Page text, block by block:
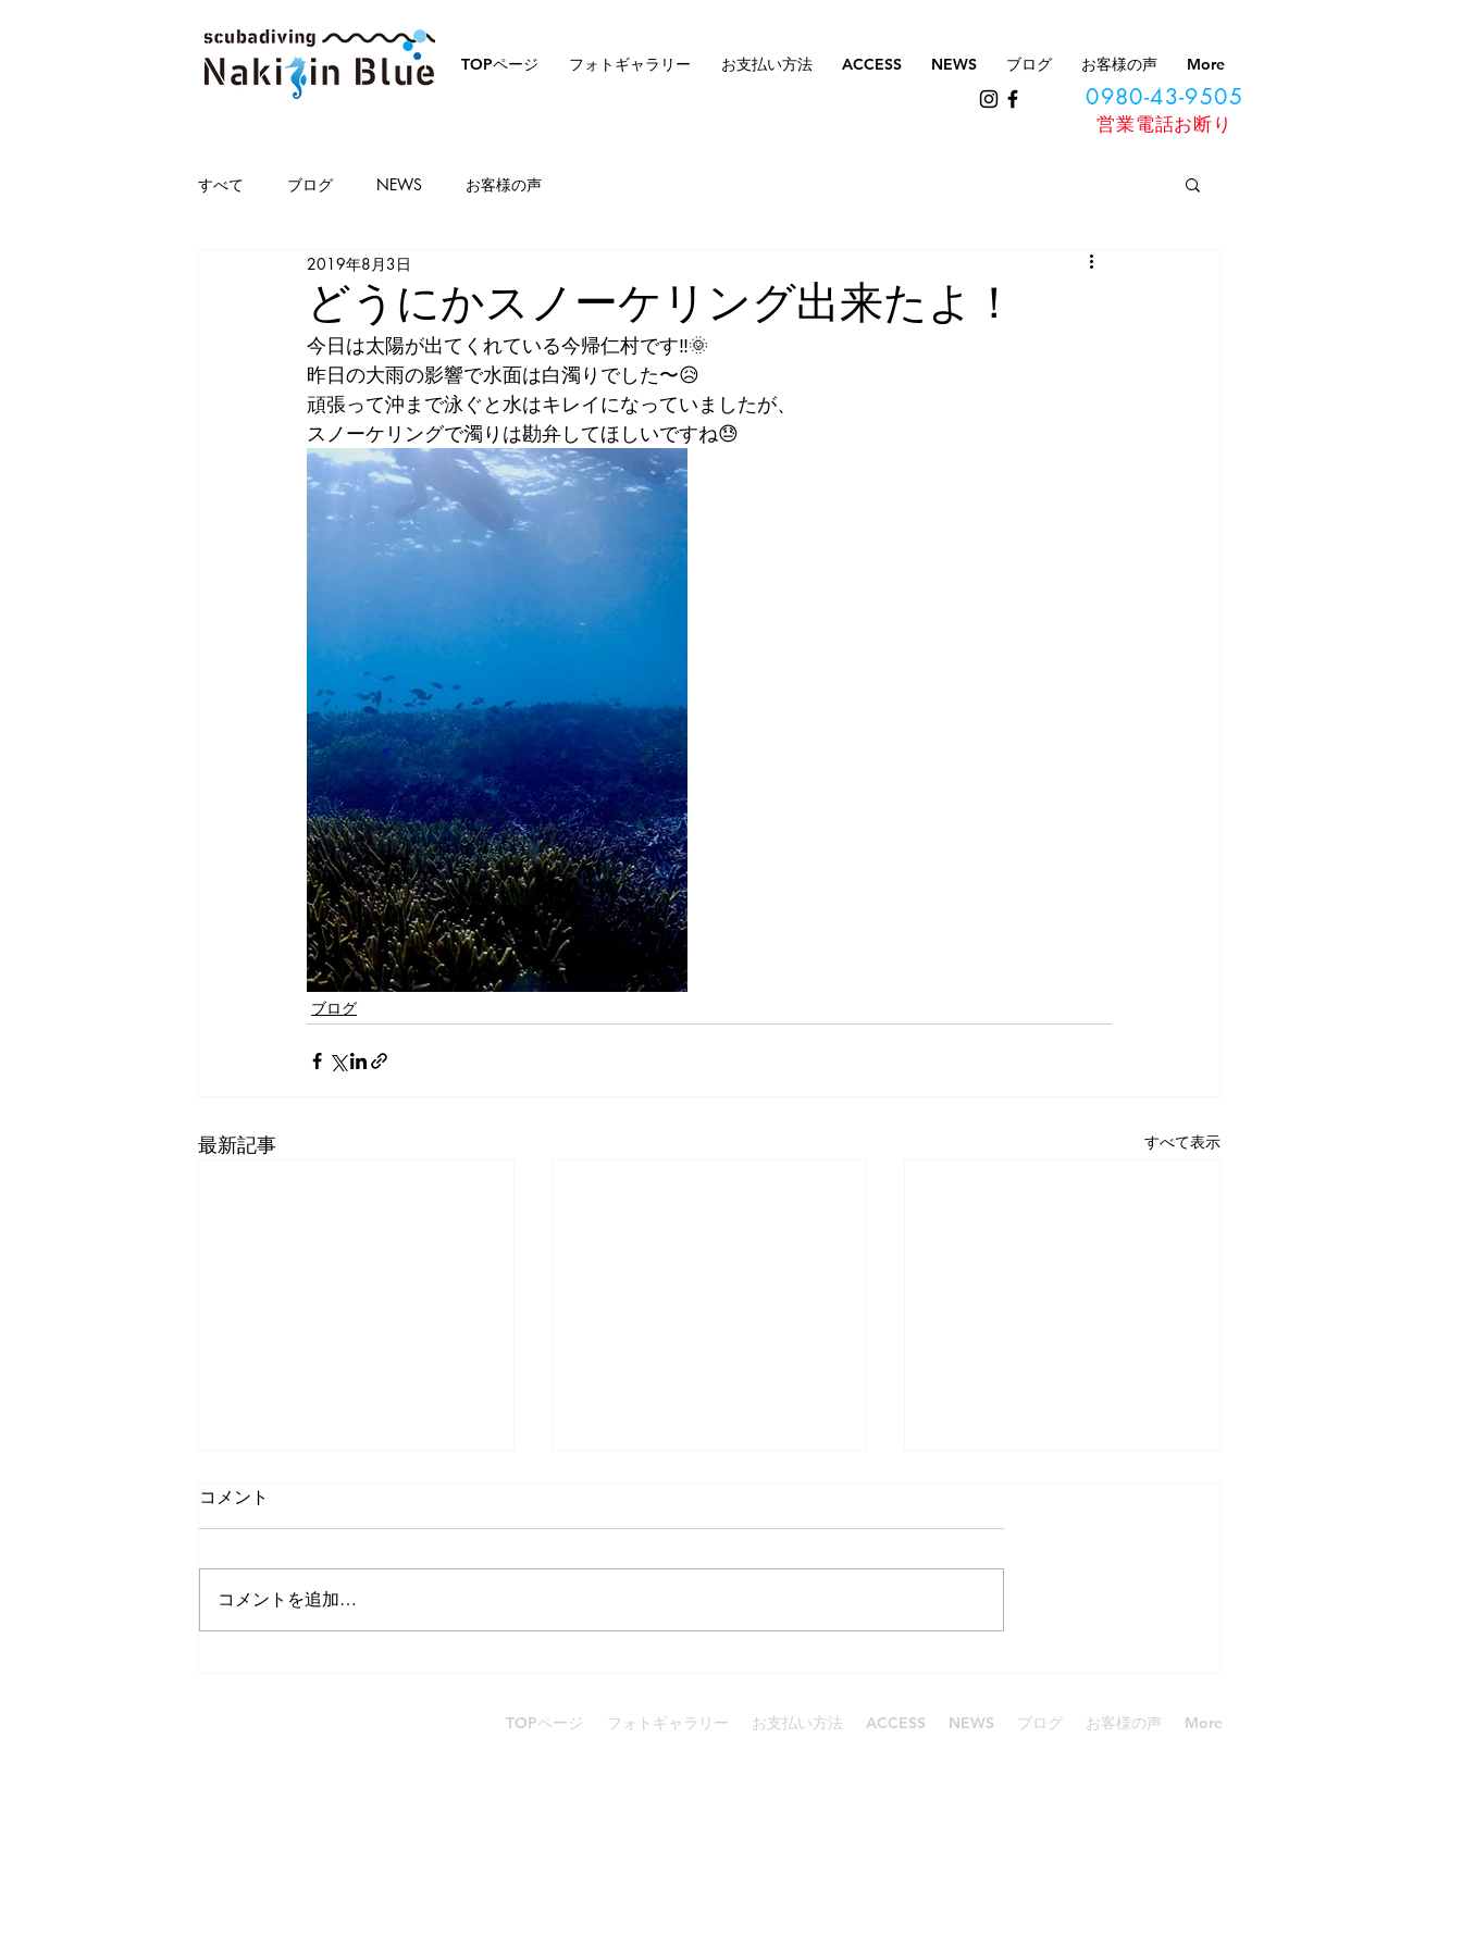
TOPページ フォトギャラリー お支払い方法 ACCESS NEWS ブログ お客様の声 More
0980-43-9505
​営業電話お断り
すべて ブログ NEWS お客様の声
どうにかスノーケリング出来たよ！
2019年8月3日
今日は太陽が出てくれている今帰仁村です‼️🌞
昨日の大雨の影響で水面は白濁りでした〜😥
頑張って沖まで泳ぐと水はキレイになっていましたが、
スノーケリングで濁りは勘弁してほしいですね😓
ブログ
最新記事 すべて表示
ダイビングgirl
賑わったGW
コメント
コメントを追加…
TOPページ フォトギャラリー お支払い方法 ACCESS NEWS ブログ お客様の声 More